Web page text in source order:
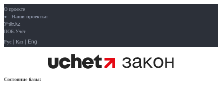
О проекте
Наши проекты:
Учёт.kz
ПОБ.Учёт
Рус | Қаз | Eng
Состояние базы: